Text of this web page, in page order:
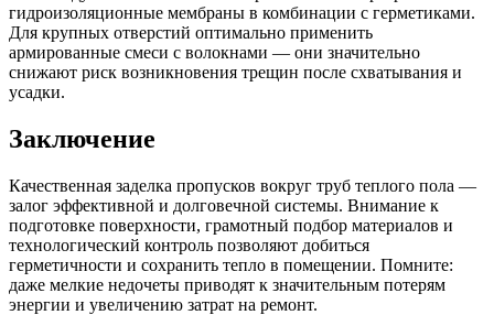
гидроизоляционные мембраны в комбинации с герметиками.
Для крупных отверстий оптимально применить
армированные смеси с волокнами — они значительно
снижают риск возникновения трещин после схватывания и
усадки.
Заключение
Качественная заделка пропусков вокруг труб теплого пола —
залог эффективной и долговечной системы. Внимание к
подготовке поверхности, грамотный подбор материалов и
технологический контроль позволяют добиться
герметичности и сохранить тепло в помещении. Помните:
даже мелкие недочеты приводят к значительным потерям
энергии и увеличению затрат на ремонт.